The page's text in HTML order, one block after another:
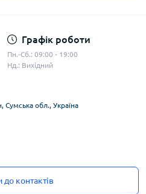
Графік роботи
Пн.-Сб.: 09:00 - 19:00
Нд.: Вихідний
обл., Україна
до контактів